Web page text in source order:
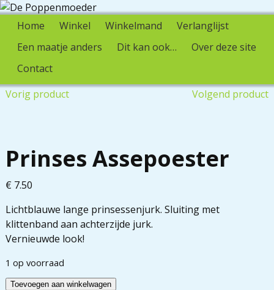
Home Winkel Winkelmand
Verlanglijst
Een maatje anders
Dit kan ook…
Over deze site
Contact
Vorig product
Volgend product
Prinses Assepoester
€ 7.50
Lichtblauwe lange prinsessenjurk. Sluiting met
klittenband aan achterzijde jurk.
Vernieuwde look!
1 op voorraad
Toevoegen aan winkelwagen